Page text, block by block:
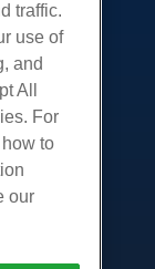
traffic.
use of
and
All
For
to
our